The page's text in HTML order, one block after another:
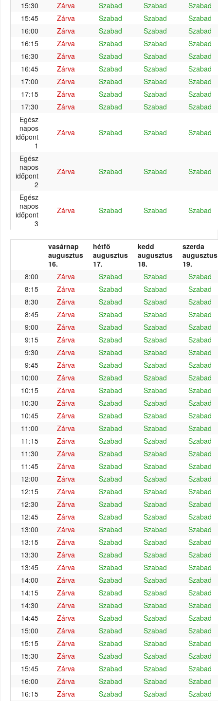
15:30
Zárva Szabad Szabad
Szabad
15:45
Zárva Szabad Szabad
Szabad
16:00
Zárva Szabad Szabad
Szabad
16:15
Zárva Szabad Szabad
Szabad
16:30
Zárva Szabad Szabad
Szabad
16:45
Zárva Szabad Szabad
Szabad
17:00
Zárva Szabad Szabad
Szabad
17:15
Zárva Szabad Szabad
Szabad
17:30
Zárva Szabad Szabad
Szabad
Egész
napos
időpont
1
Zárva Szabad Szabad Szabad
Egész
napos
időpont
2
Zárva Szabad Szabad Szabad
Egész
napos
időpont
3
Zárva Szabad Szabad Szabad
vasárnap
augusztus
16.
hétfő
augusztus
17.
kedd
augusztus
18.
szerda
augusztus
19.
8:00
Zárva Szabad Szabad
Szabad
8:15
Zárva Szabad Szabad
Szabad
8:30
Zárva Szabad Szabad
Szabad
8:45
Zárva Szabad Szabad
Szabad
9:00
Zárva Szabad Szabad
Szabad
9:15
Zárva Szabad Szabad
Szabad
9:30
Zárva Szabad Szabad
Szabad
9:45
Zárva Szabad Szabad
Szabad
10:00
Zárva Szabad Szabad
Szabad
10:15
Zárva Szabad Szabad
Szabad
10:30
Zárva Szabad Szabad
Szabad
10:45
Zárva Szabad Szabad
Szabad
11:00
Zárva Szabad Szabad
Szabad
11:15
Zárva Szabad Szabad
Szabad
11:30
Zárva Szabad Szabad
Szabad
11:45
Zárva Szabad Szabad
Szabad
12:00
Zárva Szabad Szabad
Szabad
12:15
Zárva Szabad Szabad
Szabad
12:30
Zárva Szabad Szabad
Szabad
12:45
Zárva Szabad Szabad
Szabad
13:00
Zárva Szabad Szabad
Szabad
13:15
Zárva Szabad Szabad
Szabad
13:30
Zárva Szabad Szabad
Szabad
13:45
Zárva Szabad Szabad
Szabad
14:00
Zárva Szabad Szabad
Szabad
14:15
Zárva Szabad Szabad
Szabad
14:30
Zárva Szabad Szabad
Szabad
14:45
Zárva Szabad Szabad
Szabad
15:00
Zárva Szabad Szabad
Szabad
15:15
Zárva Szabad Szabad
Szabad
15:30
Zárva Szabad Szabad
Szabad
15:45
Zárva Szabad Szabad
Szabad
16:00
Zárva Szabad Szabad
Szabad
16:15
Zárva Szabad Szabad Szabad